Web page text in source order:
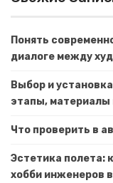
Понять
диалоге между
Выбор и
этапы, материалы
Что проверить в
Эстетика полета:
хобби инженеров